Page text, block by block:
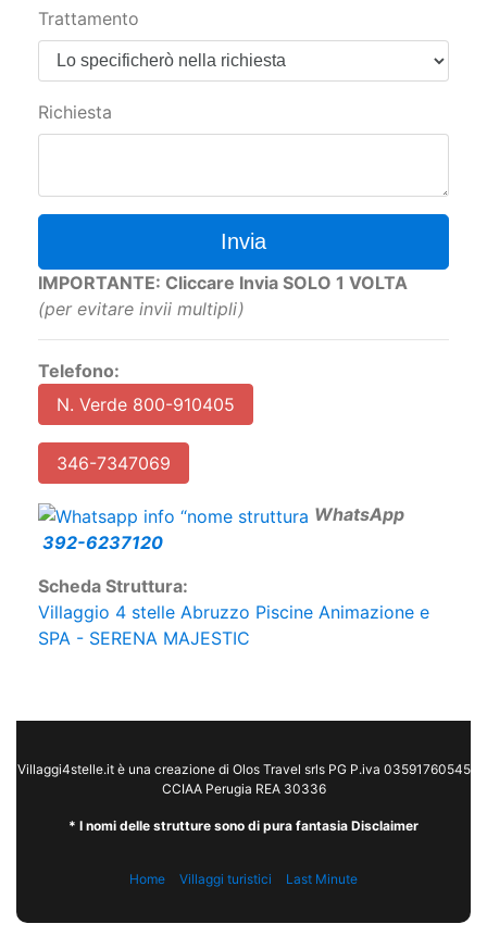
Trattamento
Richiesta
Invia
IMPORTANTE: Cliccare Invia SOLO 1 VOLTA
(per evitare invii multipli)
Telefono:
N. Verde 800-910405
346-7347069
WhatsApp
392-6237120
Scheda Struttura:
Villaggio 4 stelle Abruzzo Piscine Animazione e
SPA - SERENA MAJESTIC
Villaggi4stelle.it è una creazione di Olos Travel srls PG P.iva 03591760545
CCIAA Perugia REA 30336
* I nomi delle strutture sono di pura fantasia Disclaimer
Home Villaggi turistici Last Minute